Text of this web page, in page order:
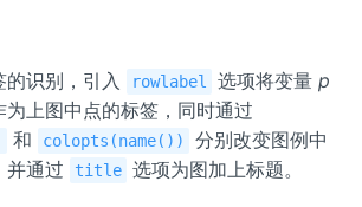
识别，引入 rowlabel 选项将变量 p
上图中点的标签，同时通过
和 colopts(name())
分别改变图例中
并通过
title 选项为图加上标题。